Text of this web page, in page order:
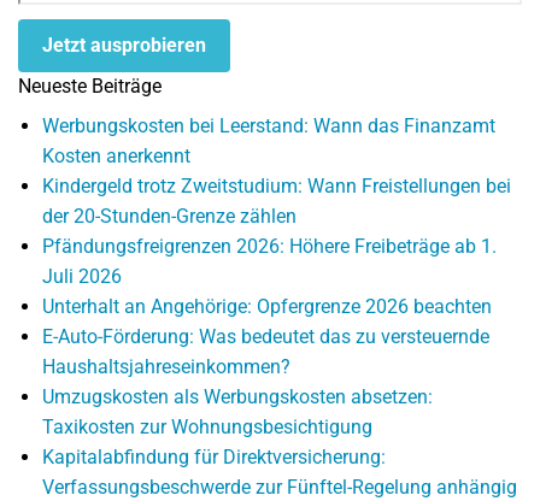
Jetzt ausprobieren
Neueste Beiträge
Werbungskosten bei Leerstand: Wann das Finanzamt
Kosten anerkennt
Kindergeld trotz Zweitstudium: Wann Freistellungen bei
der 20-Stunden-Grenze zählen
Pfändungsfreigrenzen 2026: Höhere Freibeträge ab 1.
Juli 2026
Unterhalt an Angehörige: Opfergrenze 2026 beachten
E-Auto-Förderung: Was bedeutet das zu versteuernde
Haushaltsjahreseinkommen?
Umzugskosten als Werbungskosten absetzen:
Taxikosten zur Wohnungsbesichtigung
Kapitalabfindung für Direktversicherung:
Verfassungsbeschwerde zur Fünftel-Regelung anhängig